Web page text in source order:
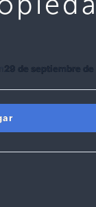
29 de septiembre